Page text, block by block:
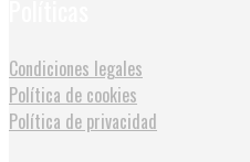
Condiciones legales
Política de cookies
Política de privacidad